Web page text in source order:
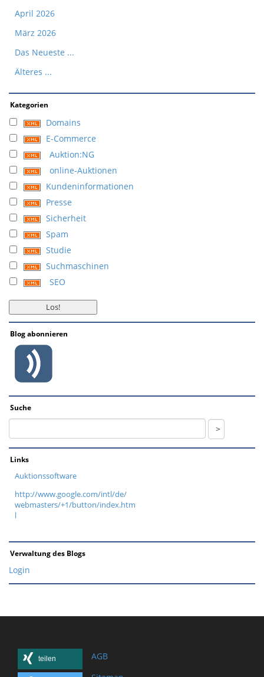
April 2026
März 2026
Das Neueste ...
Älteres ...
Kategorien
Domains
E-Commerce
Auktion:NG
online-Auktionen
Kundeninformationen
Presse
Sicherheit
Spam
Studie
Suchmaschinen
SEO
Blog abonnieren
Suche
Links
Auktionssoftware
http://www.google.com/intl/de/
webmasters/+1/button/index.htm
l
Verwaltung des Blogs
Login
teilen
AGB